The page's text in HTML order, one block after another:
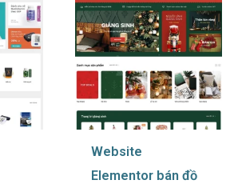
Website
Elementor bán đồ